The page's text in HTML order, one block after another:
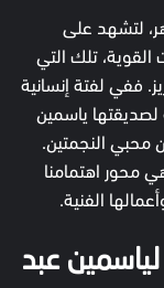
لتشهد على
تلك التي
ففي لفتة إنسانية
ياسمين
محبي النجمتين.
هي محور اهتمامنا
الفنية.
عبد